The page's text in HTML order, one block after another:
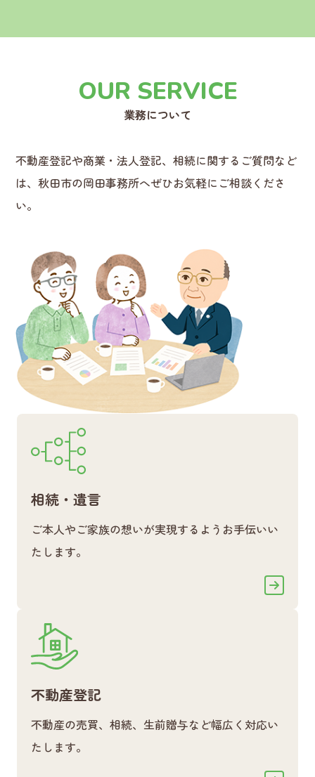
OUR SERVICE
業務について
不動産登記や商業・法人登記、相続に関するご質問など
は、秋田市の岡田事務所へぜひお気軽にご相談くださ
い。
相続・遺言
ご本人やご家族の想いが実現するようお手伝いい
たします。
不動産登記
不動産の売買、相続、生前贈与など幅広く対応い
たします。